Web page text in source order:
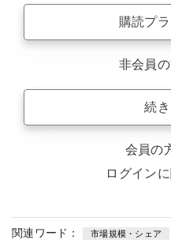
購読プ
非会員
続
会員の
ログイン
関連ワード： 市場規模・シェア